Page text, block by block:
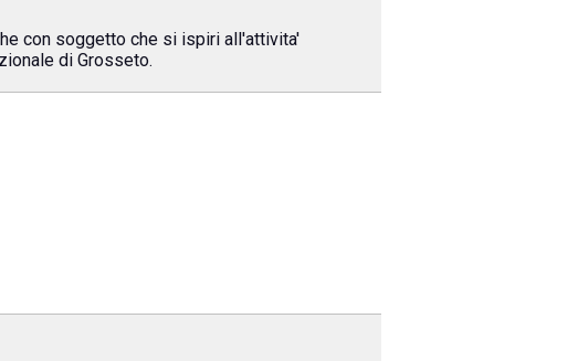
con soggetto che si ispiri all'attivita'
di Grosseto.